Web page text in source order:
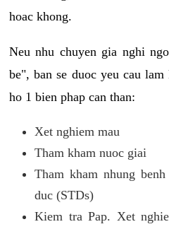
hoac khong.
Neu nhu chuyen gia nghi
be", ban se duoc yeu cau
ho 1 bien phap can than:
Xet nghiem mau
Tham kham nuoc giai
Tham kham nhung
duc (STDs)
Kiem tra Pap. Xet